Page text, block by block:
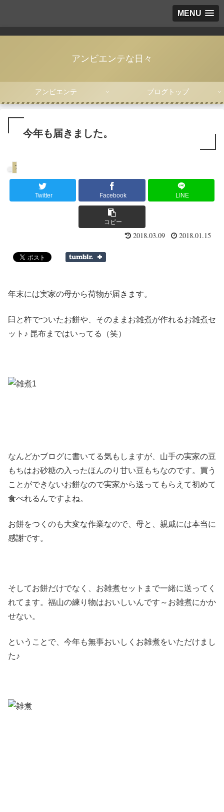
MENU
アンビエンテな日々
アンビエンテ ブログトップ
今年も届きました。
アンビエンテ
Twitter Facebook LINE
コピー
2018.03.09 2018.01.15
年末には実家の母から荷物が届きます。
臼と杵でついたお餅や、そのままお雑煮が作れるお雑煮セ
ット♪ 昆布まではいってる（笑）
なんどかブログに書いてる気もしますが、山手の実家の豆
もちはお砂糖の入ったほんのり甘い豆もちなのです。買う
ことができないお餅なので実家から送ってもらえて初めて
食べれるんですよね。
お餅をつくのも大変な作業なので、母と、親戚には本当に
感謝です。
そしてお餅だけでなく、お雑煮セットまで一緒に送ってく
れてます。福山の練り物はおいしいんです～お雑煮にかか
せない。
ということで、今年も無事おいしくお雑煮をいただけまし
た♪